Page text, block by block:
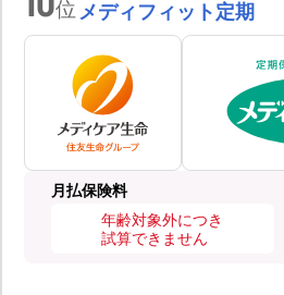
位 メディフィット定期
月払保険料
年齢対象外につき
試算できません